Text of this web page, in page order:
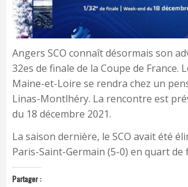
Angers SCO connaît désormais son
32es de finale de la Coupe de France.
Maine-et-Loire se rendra chez un
Linas-Montlhéry. La rencontre est
du 18 décembre 2021.
La saison dernière, le SCO avait été
Paris-Saint-Germain (5-0) en quart de
Partager :